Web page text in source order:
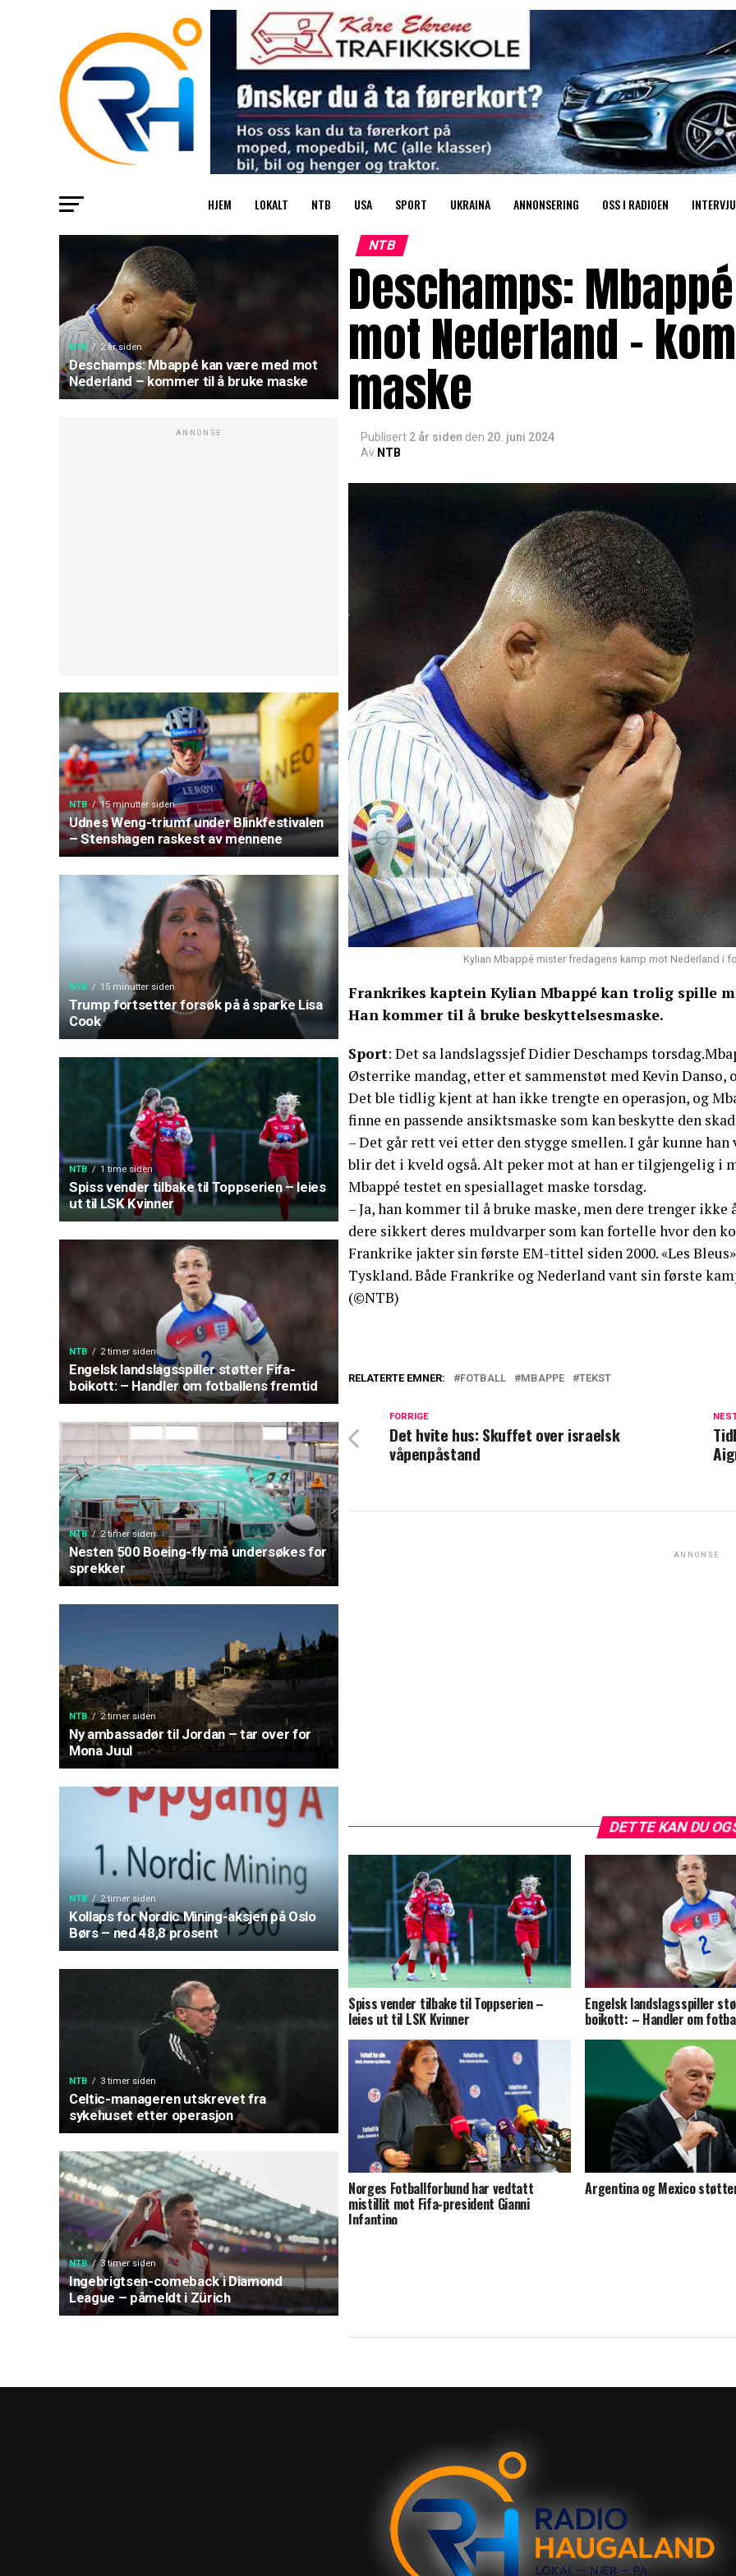
HJEM LOKALT NTB USA SPORT UKRAINA ANNONSERING OSS I RADIOEN INTERVJU
NTB 2 år siden
Deschamps: Mbappé kan være med mot
Nederland – kommer til å bruke maske
ANNONSE
NTB 15 minutter siden
Udnes Weng-triumf under Blinkfestivalen
– Stenshagen raskest av mennene
NTB 15 minutter siden
Trump fortsetter forsøk på å sparke Lisa
Cook
NTB 1 time siden
Spiss vender tilbake til Toppserien – leies
ut til LSK Kvinner
NTB 2 timer siden
Engelsk landslagsspiller støtter Fifa-
boikott: – Handler om fotballens fremtid
NTB 2 timer siden
Nesten 500 Boeing-fly må undersøkes for
sprekker
NTB 2 timer siden
Ny ambassadør til Jordan – tar over for
Mona Juul
NTB 2 timer siden
Kollaps for Nordic Mining-aksjen på Oslo
Børs – ned 48,8 prosent
NTB 3 timer siden
Celtic-manageren utskrevet fra
sykehuset etter operasjon
NTB 3 timer siden
Ingebrigtsen-comeback i Diamond
League – påmeldt i Zürich
NTB
Deschamps:
mot Nederland –
maske
Publisert 2 år siden den 20. juni 2024
Av NTB
Kylian Mbappé mister fredagens kamp mot Nederland i
Frankrikes kaptein Kylian Mbappé kan trolig spille
Han kommer til å bruke beskyttelsesmaske.
Sport: Det sa landslagssjef Didier Deschamps
Østerrike mandag, etter et sammenstøt med Kevin Danso,
Det ble tidlig kjent at han ikke trengte en operasjon, og
finne en passende ansiktsmaske som kan beskytte den
– Det går rett vei etter den stygge smellen. I går kunne
blir det i kveld også. Alt peker mot at han er tilgjengelig i
Mbappé testet en spesiallaget maske torsdag.
– Ja, han kommer til å bruke maske, men dere trenger
dere sikkert deres muldvarper som kan fortelle hvor den
Frankrike jakter sin første EM-tittel siden 2000. «Les
Tyskland. Både Frankrike og Nederland vant sin første
(©NTB)
RELATERTE EMNER: FOTBALL MBAPPE TEKST
FORRIGE
Det hvite hus: Skuffet over israelsk
våpenpåstand
ANNONSE
DETTE KAN DU
Spiss vender tilbake til Toppserien –
leies ut til LSK Kvinner
Engelsk landslagsspiller
boikott: – Handler om
Norges Fotballforbund har vedtatt
mistillit mot Fifa-president Gianni
Infantino
Argentina og Mexico